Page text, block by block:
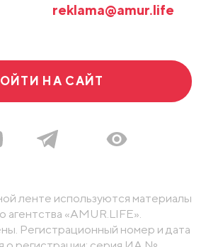
reklama@amur.life
НА САЙТ
ленте используются материалы
«AMUR.LIFE».
Регистрационный номер и дата